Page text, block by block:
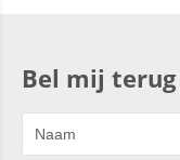
Bel mij terug